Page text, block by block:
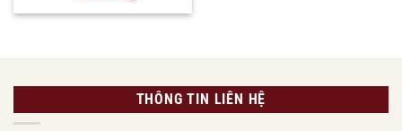
THÔNG TIN LIÊN HỆ